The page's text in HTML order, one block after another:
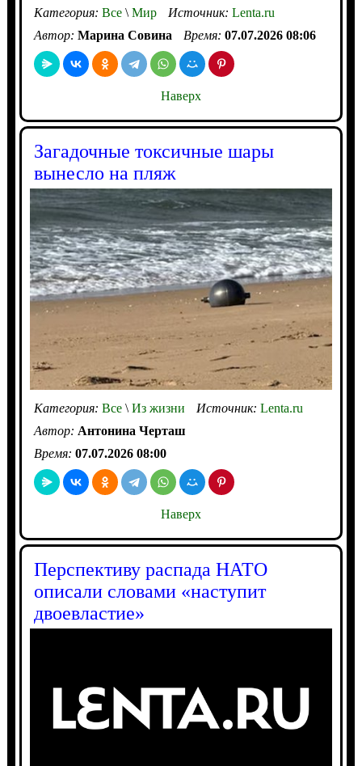
Категория: Все\Мир Источник: Lenta.ru
Автор: Марина Совина Время: 07.07.2026 08:06
Наверх
Загадочные токсичные шары
вынесло на пляж
Категория: Все\Из жизни Источник: Lenta.ru
Автор: Антонина Черташ
Время: 07.07.2026 08:00
Наверх
Перспективу распада НАТО
описали словами «наступит
двоевластие»